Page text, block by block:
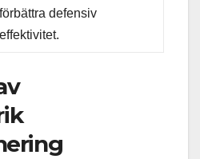
förbättra defensiv
effektivitet.